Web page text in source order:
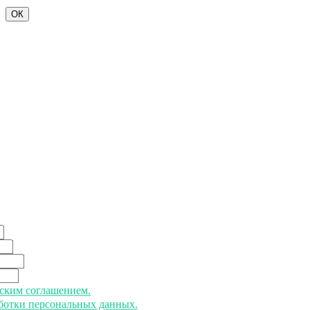
ОК
соглашением.
персональных данных.